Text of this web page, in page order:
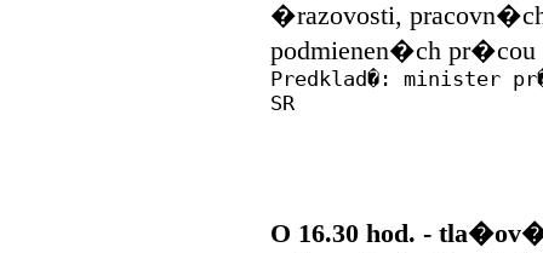
�razovosti,
podmienen�ch pr�cou
Predklad�: minister
SR
O 16.30 hod. -